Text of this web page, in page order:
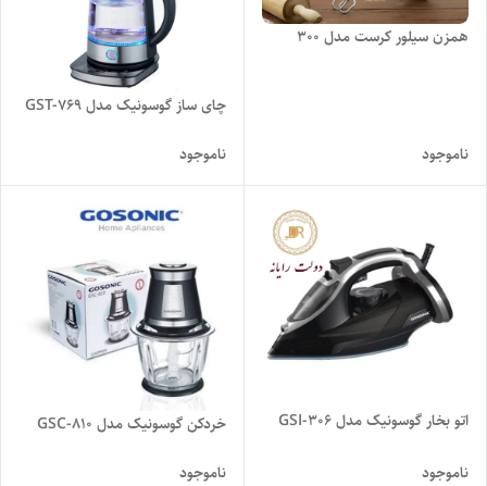
همزن سیلور کرست مدل 300
ناموجود
چای ساز گوسونیک مدل GST-769
ناموجود
اتو بخار گوسونیک مدل GSI-306
ناموجود
خردکن گوسونیک مدل GSC-810
ناموجود